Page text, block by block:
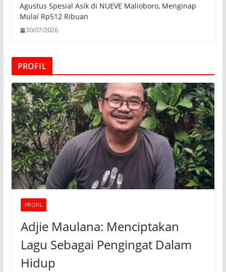
Agustus Spesial Asik di NUEVE Malioboro, Menginap
Mulai Rp512 Ribuan
30/07/2026
PROFIL
PROFIL
Adjie Maulana: Menciptakan
Lagu Sebagai Pengingat Dalam
Hidup